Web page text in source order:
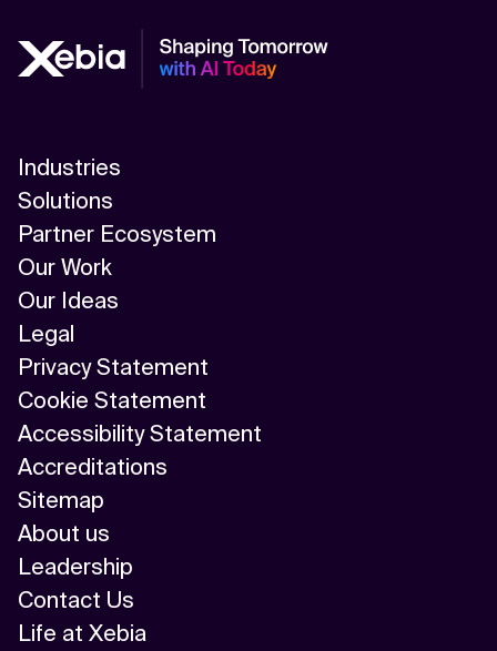
Industries
Solutions
Partner Ecosystem
Our Work
Our Ideas
Legal
Privacy Statement
Cookie Statement
Accessibility Statement
Accreditations
Sitemap
About us
Leadership
Contact Us
Life at Xebia